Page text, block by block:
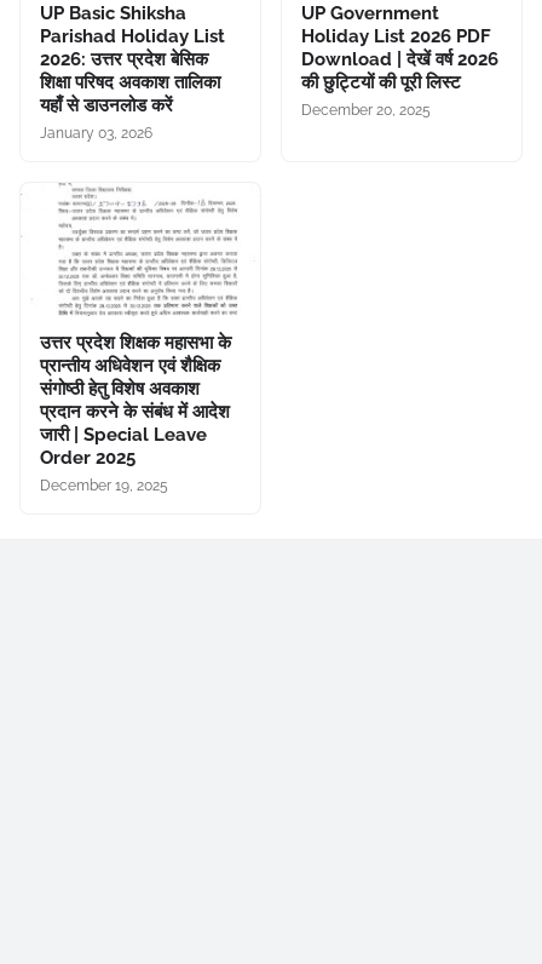
UP Basic Shiksha
Parishad Holiday List
2026: उत्तर प्रदेश बेसिक
शिक्षा परिषद अवकाश तालिका
यहाँ से डाउनलोड करें
January 03, 2026
UP Government
Holiday List 2026 PDF
Download | देखें वर्ष 2026
की छुट्टियों की पूरी लिस्ट
December 20, 2025
उत्तर प्रदेश शिक्षक महासभा के
प्रान्तीय अधिवेशन एवं शैक्षिक
संगोष्ठी हेतु विशेष अवकाश
प्रदान करने के संबंध में आदेश
जारी | Special Leave
Order 2025
December 19, 2025